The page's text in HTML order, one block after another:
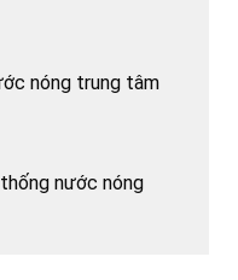
nóng trung tâm
nước nóng